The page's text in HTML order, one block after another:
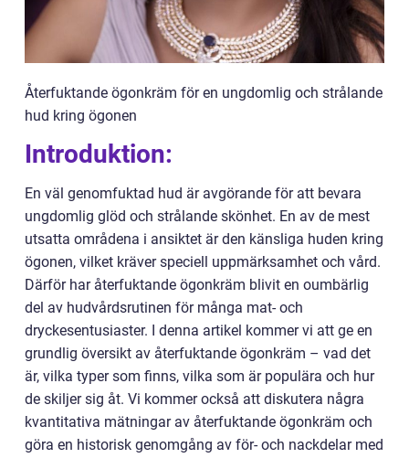
Återfuktande ögonkräm för en ungdomlig och strålande
hud kring ögonen
Introduktion:
En väl genomfuktad hud är avgörande för att bevara
ungdomlig glöd och strålande skönhet. En av de mest
utsatta områdena i ansiktet är den känsliga huden kring
ögonen, vilket kräver speciell uppmärksamhet och vård.
Därför har återfuktande ögonkräm blivit en oumbärlig
del av hudvårdsrutinen för många mat- och
dryckesentusiaster. I denna artikel kommer vi att ge en
grundlig översikt av återfuktande ögonkräm – vad det
är, vilka typer som finns, vilka som är populära och hur
de skiljer sig åt. Vi kommer också att diskutera några
kvantitativa mätningar av återfuktande ögonkräm och
göra en historisk genomgång av för- och nackdelar med